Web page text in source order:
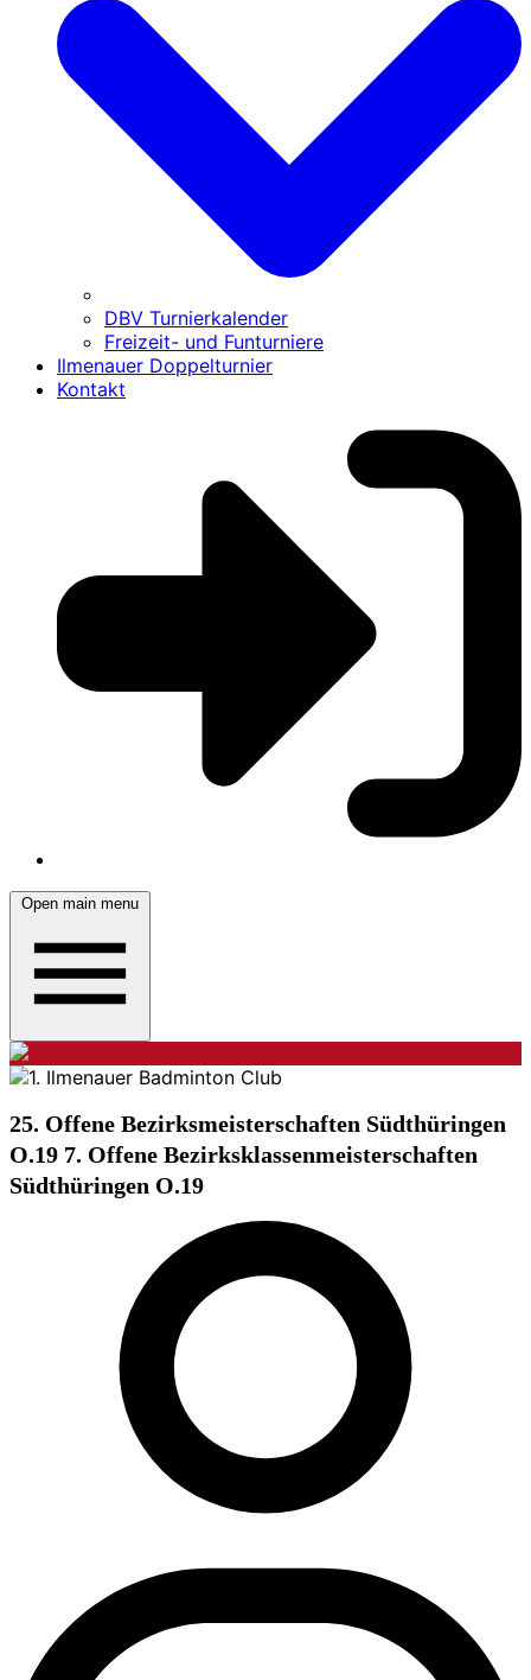
DBV Turnierkalender
Freizeit- und Funturniere
Ilmenauer Doppelturnier
Kontakt
Open main menu
25. Offene Bezirksmeisterschaften Südthüringen
O.19 7. Offene Bezirksklassenmeisterschaften
Südthüringen O.19